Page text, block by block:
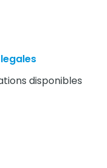
disponibles